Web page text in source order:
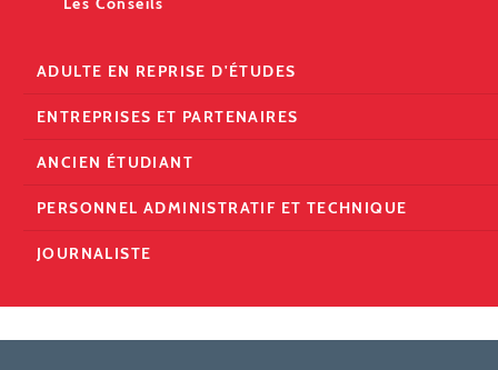
ADULTE EN REPRISE D'ÉTUDES
ENTREPRISES ET PARTENAIRES
ANCIEN ÉTUDIANT
PERSONNEL ADMINISTRATIF ET TECHNIQUE
JOURNALISTE